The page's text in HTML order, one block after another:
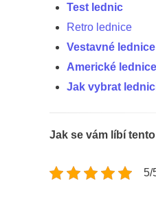
Test lednic
Retro lednice
Vestavné lednice
Americké lednice
Jak vybrat
Jak se vám líbí
5/